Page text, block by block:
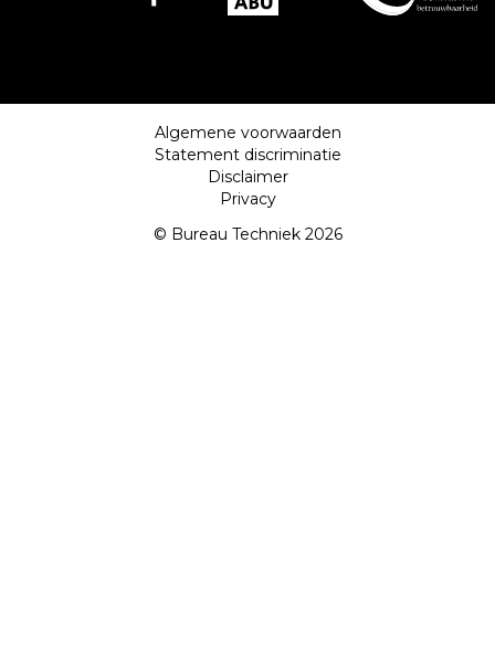
Algemene voorwaarden
Statement discriminatie
Disclaimer
Privacy
© Bureau Techniek 2026